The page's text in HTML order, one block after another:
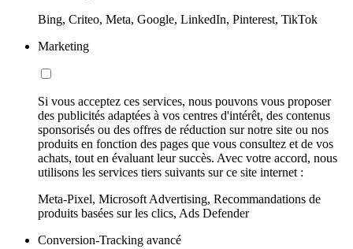
Bing, Criteo, Meta, Google, LinkedIn, Pinterest, TikTok
Marketing
Si vous acceptez ces services, nous pouvons vous proposer
des publicités adaptées à vos centres d'intérêt, des contenus
sponsorisés ou des offres de réduction sur notre site ou nos
produits en fonction des pages que vous consultez et de vos
achats, tout en évaluant leur succès. Avec votre accord, nous
utilisons les services tiers suivants sur ce site internet :
Meta-Pixel, Microsoft Advertising, Recommandations de
produits basées sur les clics, Ads Defender
Conversion-Tracking avancé